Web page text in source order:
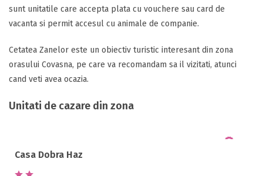
sunt unitatile care accepta plata cu vouchere sau card de
vacanta si permit accesul cu animale de companie.
Cetatea Zanelor este un obiectiv turistic interesant din zona
orasului Covasna, pe care va recomandam sa il vizitati, atunci
cand veti avea ocazia.
Unitati de cazare din zona
Casa Dobra Haz